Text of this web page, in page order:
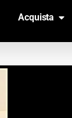
Acquista